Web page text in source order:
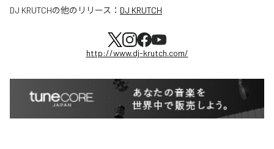
DJ KRUTCHの他のリリース： DJ KRUTCH
http://www.dj-krutch.com/